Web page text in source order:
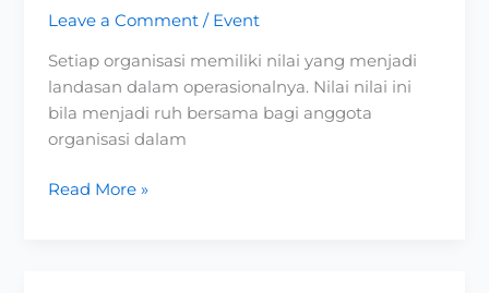
Leave a Comment / Event
Setiap organisasi memiliki nilai yang menjadi
landasan dalam operasionalnya. Nilai nilai ini
bila menjadi ruh bersama bagi anggota
organisasi dalam
Kepemimpinan
Read More »